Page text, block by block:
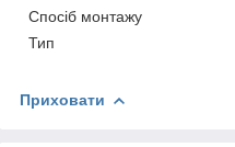
Спосіб монтажу
Тип
Приховати